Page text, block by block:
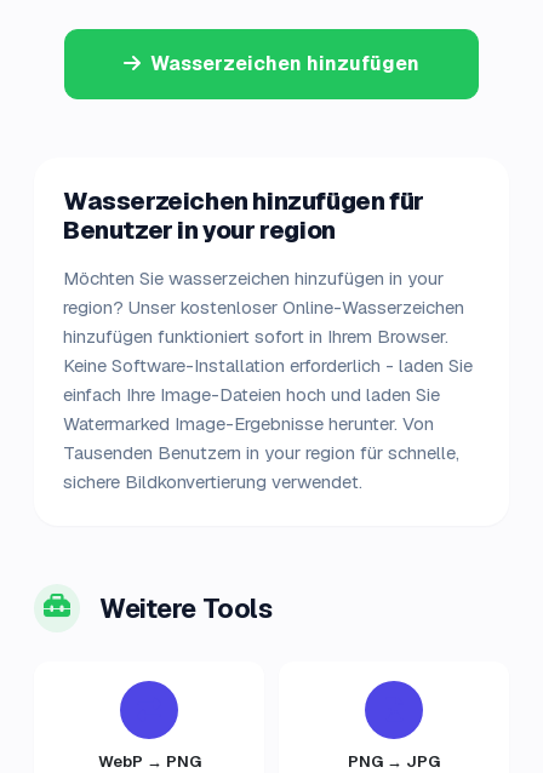
Wasserzeichen hinzufügen
Wasserzeichen hinzufügen für
Benutzer in your region
Möchten Sie wasserzeichen hinzufügen in your
region? Unser kostenloser Online-Wasserzeichen
hinzufügen funktioniert sofort in Ihrem Browser.
Keine Software-Installation erforderlich - laden Sie
einfach Ihre Image-Dateien hoch und laden Sie
Watermarked Image-Ergebnisse herunter. Von
Tausenden Benutzern in your region für schnelle,
sichere Bildkonvertierung verwendet.
Weitere Tools
WebP → PNG PNG → JPG